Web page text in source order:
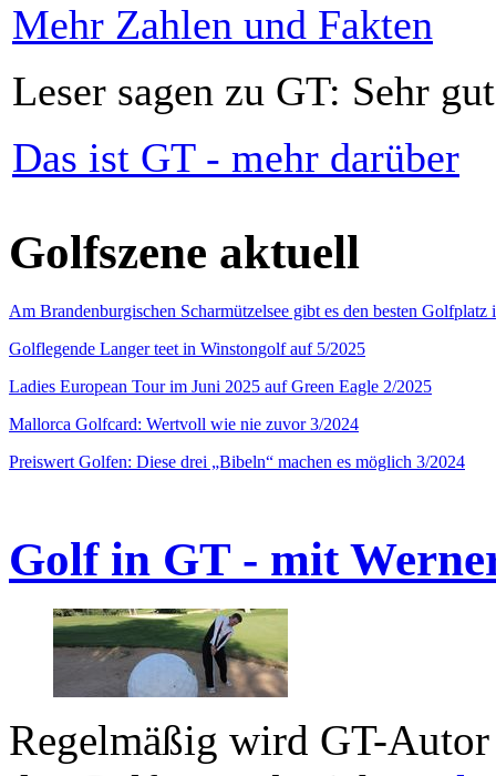
Mehr Zahlen und Fakten
Leser sagen zu GT: Sehr
Das ist GT - mehr darüber
Golfszene aktuell
Am Brandenburgischen Scharmützelsee gibt es den besten
Golflegende Langer teet in Winstongolf auf 5/2025
Ladies European Tour im Juni 2025 auf Green Eagle 2/2025
Mallorca Golfcard: Wertvoll wie nie zuvor 3/2024
Preiswert Golfen: Diese drei „Bibeln“ machen es möglich 3/2024
Golf in GT - mit
Regelmäßig wird GT-